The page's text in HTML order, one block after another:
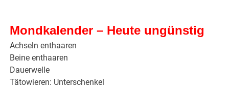
Mondkalender – Heute ungünstig
Achseln enthaaren
Beine enthaaren
Dauerwelle
Tätowieren: Unterschenkel